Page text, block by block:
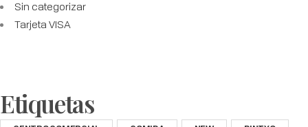
Sin categorizar
Tarjeta VISA
Etiquetas